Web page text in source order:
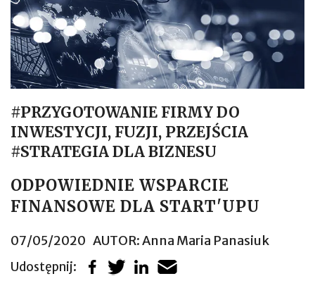
#PRZYGOTOWANIE FIRMY DO
INWESTYCJI, FUZJI, PRZEJŚCIA
#STRATEGIA DLA BIZNESU
ODPOWIEDNIE WSPARCIE
FINANSOWE DLA START'UPU
07/05/2020 AUTOR:Anna Maria Panasiuk
Udostępnij: